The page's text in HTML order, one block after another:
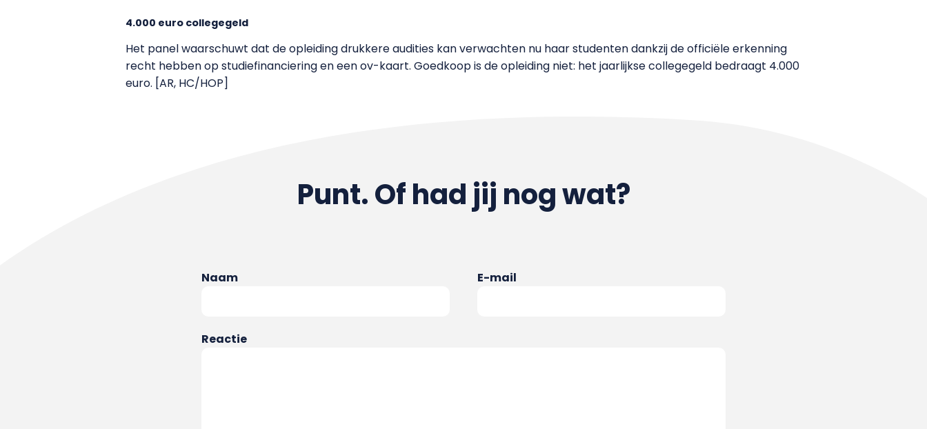
4.000 euro collegegeld
Het panel waarschuwt dat de opleiding drukkere audities kan verwachten nu haar studenten dankzij de officiële erkenning
recht hebben op studiefinanciering en een ov-kaart. Goedkoop is de opleiding niet: het jaarlijksecollegegeld bedraagt 4.000
euro. [AR, HC/HOP]
Punt. Of had jij nog wat?
Naam E-mail
Reactie